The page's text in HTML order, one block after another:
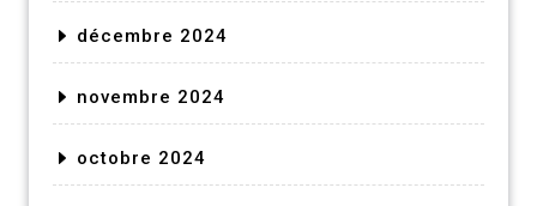
décembre 2024
novembre 2024
octobre 2024